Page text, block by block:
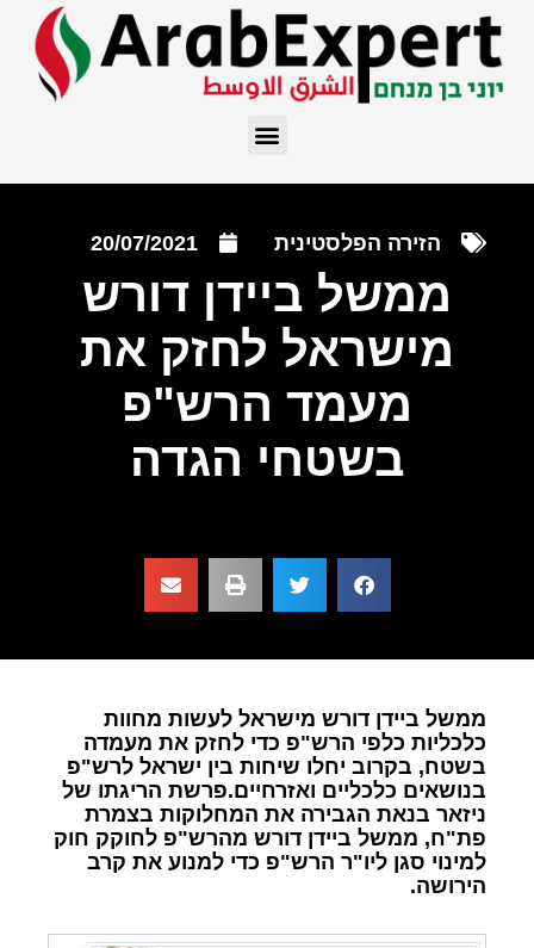
הזירה הפלסטינית 20/07/2021
ממשל ביידן דורש
מישראל לחזק את
מעמד הרש"פ
בשטחי הגדה
ממשל ביידן דורש מישראל לעשות מחוות
כלכליות כלפי הרש"פ כדי לחזק את מעמדה
בשטח, בקרוב יחלו שיחות בין ישראל לרש"פ
בנושאים כלכליים ואזרחיים.פרשת הריגתו של
ניזאר בנאת הגבירה את המחלוקות בצמרת
פת"ח, ממשל ביידן דורש מהרש"פ לחוקק חוק
למינוי סגן ליו"ר הרש"פ כדי למנוע את קרב
הירושה.